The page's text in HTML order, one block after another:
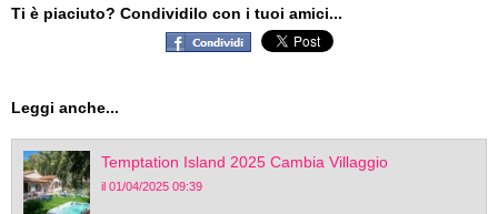
Ti è piaciuto? Condividilo con i tuoi amici...
Leggi anche...
Temptation Island 2025 Cambia Villaggio
il 01/04/2025 09:39